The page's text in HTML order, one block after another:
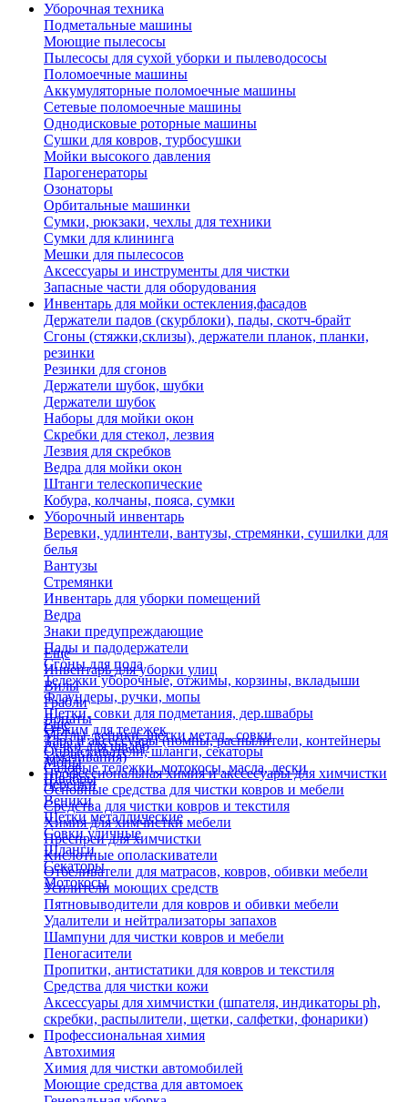
Уборочная техника
Подметальные машины
Моющие пылесосы
Пылесосы для сухой уборки и пылеводососы
Поломоечные машины
Аккумуляторные поломоечные машины
Сетевые поломоечные машины
Однодисковые роторные машины
Сушки для ковров, турбосушки
Мойки высокого давления
Парогенераторы
Озонаторы
Орбитальные машинки
Сумки, рюкзаки, чехлы для техники
Сумки для клининга
Мешки для пылесосов
Аксессуары и инструменты для чистки
Запасные части для оборудования
Инвентарь для мойки остекления,фасадов
Держатели падов (скурблоки), пады, скотч-брайт
Сгоны (стяжки,склизы), держатели планок, планки,
резинки
Резинки для сгонов
Держатели шубок, шубки
Держатели шубок
Наборы для мойки окон
Скребки для стекол, лезвия
Лезвия для скребков
Ведра для мойки окон
Штанги телескопические
Кобура, колчаны, пояса, сумки
Уборочный инвентарь
Веревки, удлинтели, вантузы, стремянки, сушилки для
белья
Вантузы
Стремянки
Инвентарь для уборки помещений
Ведра
Знаки предупреждающие
Пады и падодержатели
Сгоны для пола
Тележки уборочные, отжимы, корзины, вкладыши
Флаундеры, ручки, мопы
Щетки, совки для подметания, дер.швабры
Отжим для тележек
Ручки для швабр
Мопы
Швабры
Еще
Инвентарь для уборки улиц
Вилы
Грабли
Лопаты
Метлы, веники, щетки метал., совки
Опрыскиватели, шланги, секаторы
Садовые тележки, мотокосы, масла, лески
Черенки
Веники
Щетки металлические
Совки уличные
Шланги
Секаторы
Мотокосы
Еще
Тара и аксессуары (помпы, распылители, контейнеры
замачивания)
Профессиональная химия и акссесуары для химчистки
Основные средства для чистки ковров и мебели
Средства для чистки ковров и текстиля
Химия для химчистки мебели
Преспреи для химчистки
Кислотные ополаскиватели
Отбеливатели для матрасов, ковров, обивки мебели
Усилители моющих средств
Пятновыводители для ковров и обивки мебели
Удалители и нейтрализаторы запахов
Шампуни для чистки ковров и мебели
Пеногасители
Пропитки, антистатики для ковров и текстиля
Средства для чистки кожи
Аксессуары для химчистки (шпателя, индикаторы ph,
скребки, распылители, щетки, салфетки, фонарики)
Профессиональная химия
Автохимия
Химия для чистки автомобилей
Моющие средства для автомоек